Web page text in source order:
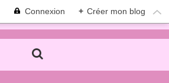
Connexion + Créer mon blog